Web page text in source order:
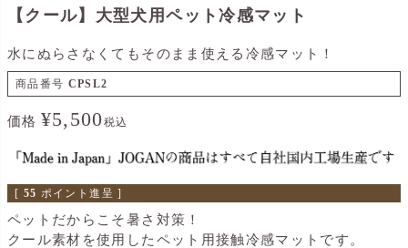
【クール】大型犬用ペット冷感マット
水にぬらさなくてもそのまま使える冷感マット！
商品番号 CPSL2
価格 ¥5,500税込
[ 55 ポイント進呈 ]
ペットだからこそ暑さ対策！
クール素材を使用したペット用接触冷感マットです。